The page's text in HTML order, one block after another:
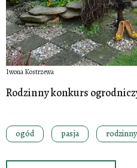
Iwona Kostrzewa
Rodzinny konkurs
ogód pasja